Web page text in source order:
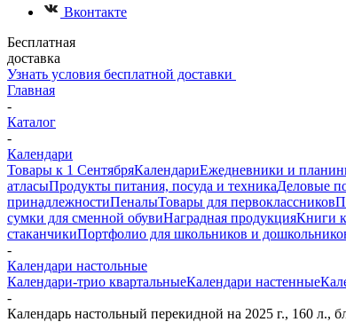
Вконтакте
Бесплатная
доставка
Узнать условия бесплатной доставки
Главная
-
Каталог
-
Календари
Товары к 1 СентябряКалендариЕжедневники и
атласыПродукты питания, посуда и техникаДеловые
принадлежностиПеналыТовары для первоклассников
сумки для сменной обувиНаградная продукцияКниги
стаканчикиПортфолио для школьников и
-
Календари настольные
Календари-трио квартальныеКалендари настенные
-
Календарь настольный перекидной на 2025 г., 160